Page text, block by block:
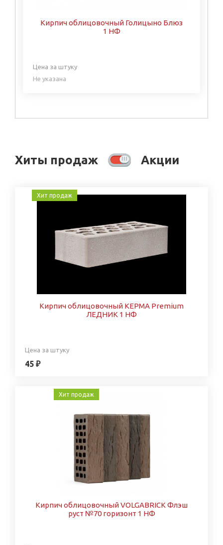
Кирпич облицовочный Голицыно Блюз
1 НФ
Цена за штуку
Не указана
Хиты продаж Акции
Хит продаж
Кирпич облицовочный КЕРМА Premium
ЛЕДНИК 1 НФ
Цена за штуку
45 ₽
Хит продаж
Кирпич облицовочный VOLGABRICK Флэш
руст №70 горизонт 1 НФ